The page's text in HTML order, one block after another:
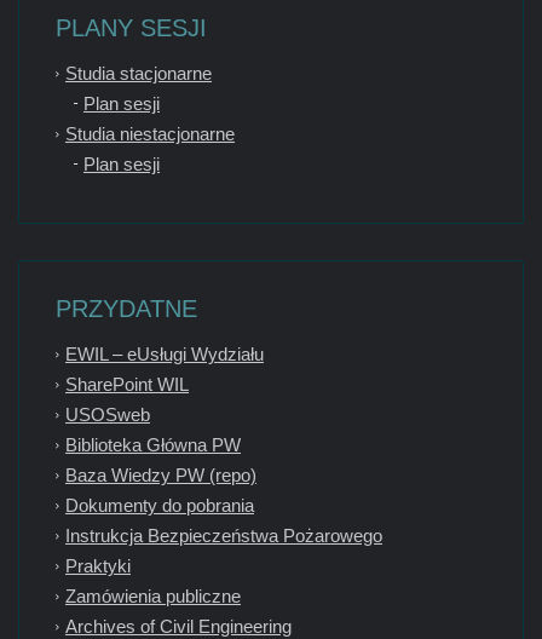
PLANY SESJI
Studia stacjonarne
Plan sesji
Studia niestacjonarne
Plan sesji
PRZYDATNE
EWIL – eUsługi Wydziału
SharePoint WIL
USOSweb
Biblioteka Główna PW
Baza Wiedzy PW (repo)
Dokumenty do pobrania
Instrukcja Bezpieczeństwa Pożarowego
Praktyki
Zamówienia publiczne
Archives of Civil Engineering